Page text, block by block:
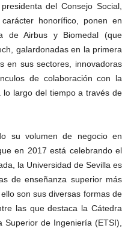
del Consejo Social,
honorífico, ponen en
de Airbus y Biomedal (que
galardonadas en la primera
en sus sectores, innovadoras
de colaboración con la
lo largo del tiempo a través de
su volumen de negocio en
en 2017 está celebrando el
la Universidad de Sevilla es
de enseñanza superior más
son sus diversas formas de
las que destaca la Cátedra
de Ingeniería (ETSI),